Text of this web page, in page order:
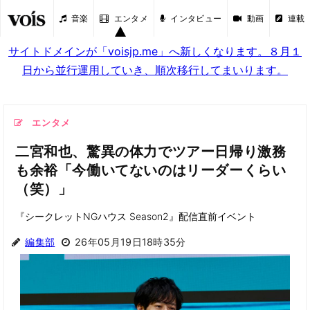
音楽 エンタメ インタビュー 動画 連載
サイトドメインが「voisjp.me」へ新しくなります。８月１
日から並行運用していき、順次移行してまいります。
エンタメ
二宮和也、驚異の体力でツアー日帰り激務
も余裕「今働いてないのはリーダーくらい
（笑）」
『シークレットNGハウス Season2』配信直前イベント
編集部 26年05月19日18時35分